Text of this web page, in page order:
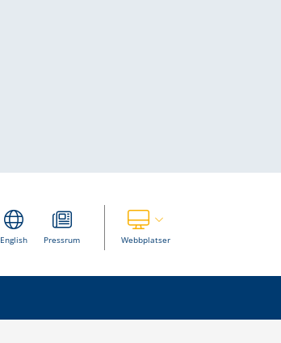
English Pressrum WebbplatserVisa våra andra webbplatser